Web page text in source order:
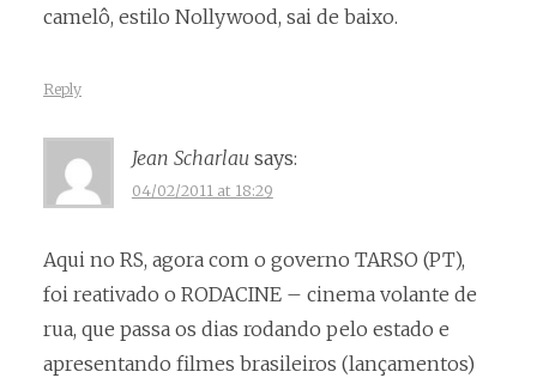
camelô, estilo Nollywood, sai de baixo.
Reply
Jean Scharlau says:
04/02/2011 at 18:29
Aqui no RS, agora com o governo TARSO (PT),
foi reativado o RODACINE – cinema volante de
rua, que passa os dias rodando pelo estado e
apresentando filmes brasileiros (lançamentos)